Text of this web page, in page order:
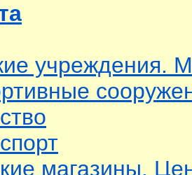
учреждения.
магазины.